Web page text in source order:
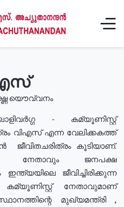
യൌവ്വനം
- കമ്യൂണിസ്റ്റ്
വിഎസ് എന്ന വേലിക്കകത്ത്
കൂടിയാണ്.
നേതാവും ജനപക്ഷ
ജീവിച്ചിരിക്കുന്ന
കമ്യൂണിസ്റ്റ് നേതാവുമാണ്
മുഖ്യമന്ത്രി ,